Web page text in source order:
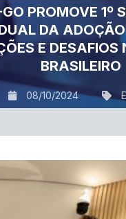
PROMOVE 1º
DA
E DESAFIOS
BRASILEIRO
08/10/2024